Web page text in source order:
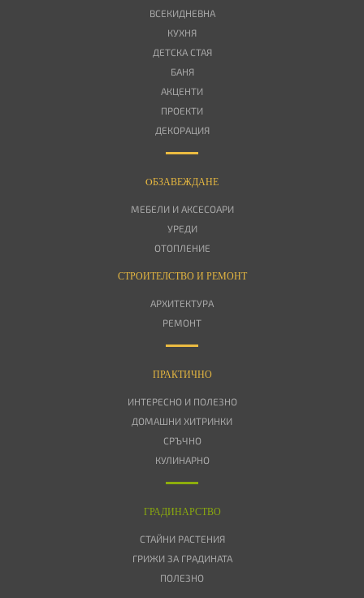
ВСЕКИДНЕВНА
КУХНЯ
ДЕТСКА СТАЯ
БАНЯ
АКЦЕНТИ
ПРОЕКТИ
ДЕКОРАЦИЯ
OБЗАВЕЖДАНЕ
МЕБЕЛИ И АКСЕСОАРИ
УРЕДИ
ОТОПЛЕНИЕ
СТРОИТЕЛСТВО И РЕМОНТ
АРХИТЕКТУРА
РЕМОНТ
ПРАКТИЧНО
ИНТЕРЕСНО И ПОЛЕЗНО
ДОМАШНИ ХИТРИНКИ
СРЪЧНО
КУЛИНАРНО
ГРАДИНАРСТВО
СТАЙНИ РАСТЕНИЯ
ГРИЖИ ЗА ГРАДИНАТА
ПОЛЕЗНО